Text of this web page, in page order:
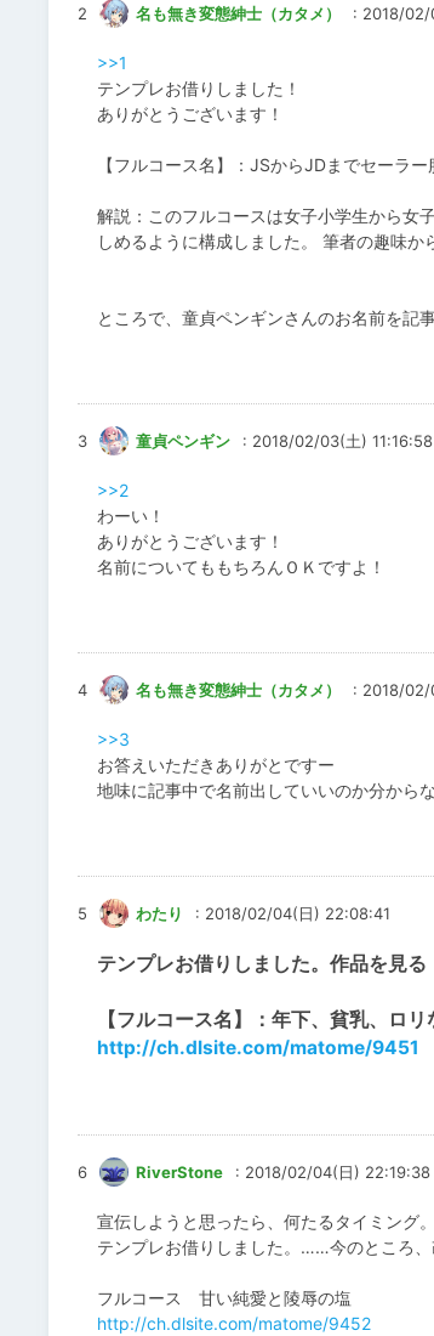
2 名も無き変態紳士（カタメ） : 2018/
>>1
テンプレお借りしました！
ありがとうございます！
【フルコース名】：JSからJDまでセーラ
解説：このフルコースは女子小学生から女
しめるように構成しました。 筆者の趣味
ところで、童貞ペンギンさんのお名前を記
3 童貞ペンギン : 2018/02/03(土) 11:16:58
>>2
わーい！
ありがとうございます！
名前についてももちろんＯＫですよ！
4 名も無き変態紳士（カタメ） : 2018/02/
>>3
お答えいただきありがとですー
地味に記事中で名前出していいのか分から
5 わたり : 2018/02/04(日) 22:08:41
テンプレお借りしました。作品を見
【フルコース名】：年下、貧乳、ロ
http://ch.dlsite.com/matome/9451
6 RiverStone : 2018/02/04(日) 22:19:38
宣伝しようと思ったら、何たるタイミング。
テンプレお借りしました。……今のところ、
フルコース 甘い純愛と陵辱の塩
http://ch.dlsite.com/matome/9452